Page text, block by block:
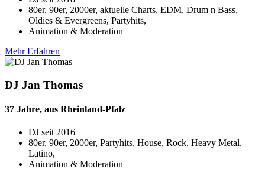
80er, 90er, 2000er, aktuelle Charts, EDM, Drum n Bass,
Oldies & Evergreens, Partyhits,
Animation & Moderation
Mehr Erfahren
DJ Jan Thomas
37 Jahre, aus Rheinland-Pfalz
DJ seit 2016
80er, 90er, 2000er, Partyhits, House, Rock, Heavy Metal,
Latino,
Animation & Moderation